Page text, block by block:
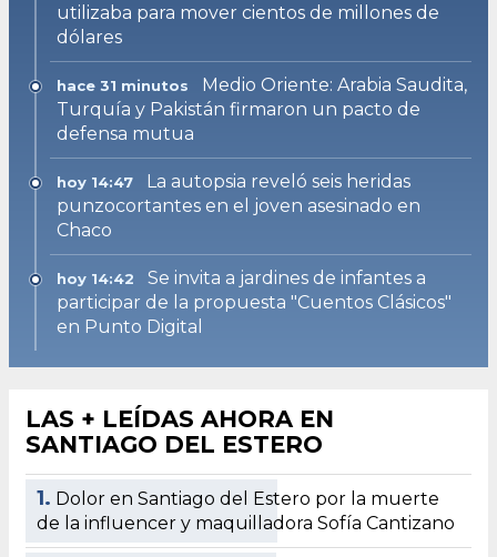
utilizaba para mover cientos de millones de
dólares
hace 31 minutos
Medio Oriente: Arabia Saudita,
Turquía y Pakistán firmaron un pacto de
defensa mutua
hoy 14:47
La autopsia reveló seis heridas
punzocortantes en el joven asesinado en
Chaco
hoy 14:42
Se invita a jardines de infantes a
participar de la propuesta "Cuentos Clásicos"
en Punto Digital
LAS + LEÍDAS AHORA EN
SANTIAGO DEL ESTERO
1. Dolor en Santiago del Estero por la muerte
de la influencer y maquilladora Sofía Cantizano